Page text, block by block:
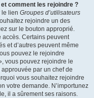
comment les rejoindre ?
le lien Groupes d’utilisateurs
rejoindre un des
sur le bouton approprié.
accès. Certains peuvent
et d’autres peuvent même
pouvez le rejoindre
vous pouvez rejoindre le
par un chef de
vous souhaitez rejoindre
votre demande. N’importunez
il a sûrement ses raisons.